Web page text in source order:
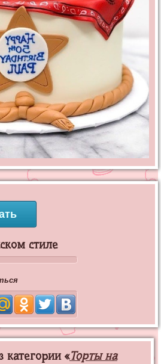
стиле
категории «Торты на